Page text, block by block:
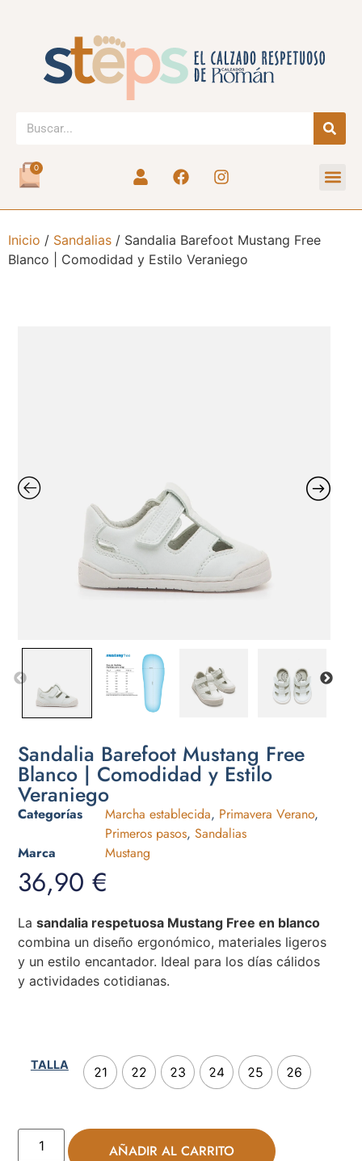
0
Inicio / Sandalias / Sandalia Barefoot Mustang Free
Blanco | Comodidad y Estilo Veraniego
Sandalia Barefoot Mustang Free
Blanco | Comodidad y Estilo
Veraniego
Categorías Marcha establecida, Primavera Verano,
Primeros pasos,Sandalias
Marca
Mustang
36,90€
Lasandalia respetuosa Mustang Free en blanco
combina un diseño ergonómico, materiales ligeros
y un estilo encantador. Ideal para los días cálidos
y actividades cotidianas.
TALLA 21 22 23 24 25 26
AÑADIR AL CARRITO